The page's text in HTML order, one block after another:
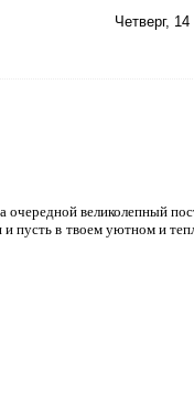
Четверг,
великолепный
пусть в твоем уютном и